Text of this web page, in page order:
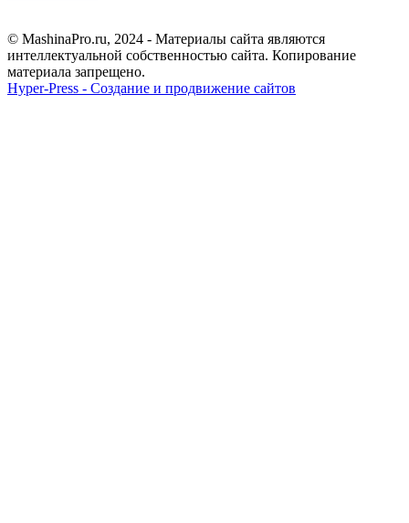
© MashinaPro.ru, 2024 - Материалы сайта являются
интеллектуальной собственностью сайта. Копирование
материала запрещено.
Hyper-Press - Создание и продвижение сайтов